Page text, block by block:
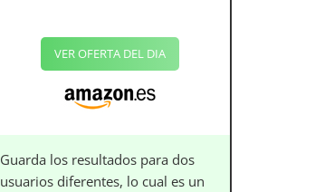
VER OFERTA DEL DIA
Guarda los resultados para dos
usuarios diferentes, lo cual es un